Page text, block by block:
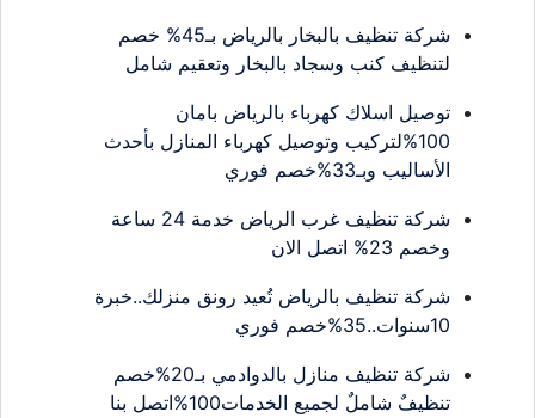
شركة تنظيف بالبخار بالرياض بـ45% خصم
لتنظيف كنب وسجاد بالبخار وتعقيم شامل
توصيل اسلاك كهرباء بالرياض بامان
100%لتركيب وتوصيل كهرباء المنازل بأحدث
الأساليب وبـ33%خصم فوري
شركة تنظيف غرب الرياض خدمة 24 ساعة
وخصم 23% اتصل الان
شركة تنظيف بالرياض تُعيد رونق منزلك..خبرة
10سنوات..35%خصم فوري
شركة تنظيف منازل بالدوادمي بـ20%خصم
تنظيفٌ شاملٌ لجميع الخدمات100%اتصل بنا